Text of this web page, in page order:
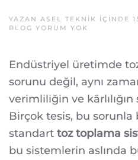
YAZAN ASEL TEKNIK IÇINDE
BLOG YORUM YOK
TUZAĞI:
%35
ENERJI
SARF
MÜ?
Endüstriyel üretimde
sorunu değil, aynı
verimliliğin ve kârlılığın
Birçok tesis, bu sorunla
standart toz toplama
bu sistemlerin aslında